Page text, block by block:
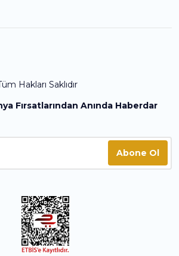
Hakları Saklıdır
Fırsatlarından Anında Haberdar
Abone Ol